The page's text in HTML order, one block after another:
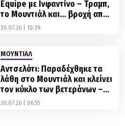
χαρτονομίσματα!
30.07.26 | 10:39
ΜΟΥΝΤΙΑΛ
λάθη στο Μουντιάλ και κλείνει
τον κύκλο των βετεράνων –
«Ώρα για νέα γενιά»
30.07.26 | 06:55